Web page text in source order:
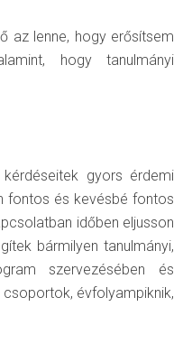
az lenne, hogy erősítsem
hogy tanulmányi
gyors érdemi
fontos és kevésbé fontos
időben eljusson
bármilyen tanulmányi,
szervezésében és
évfolyampiknik,